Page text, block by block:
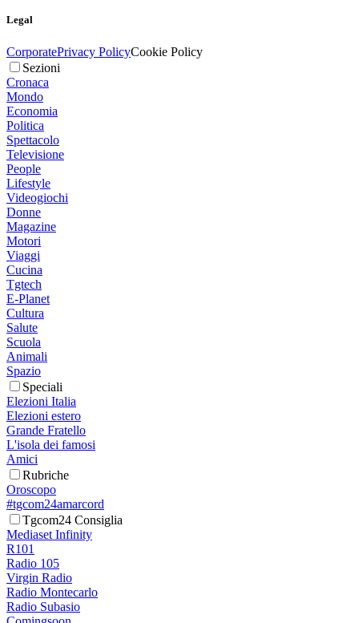
Legal
CorporatePrivacy PolicyCookie Policy
Sezioni
Cronaca
Mondo
Economia
Politica
Spettacolo
Televisione
People
Lifestyle
Videogiochi
Donne
Magazine
Motori
Viaggi
Cucina
Tgtech
E-Planet
Cultura
Salute
Scuola
Animali
Spazio
Speciali
Elezioni Italia
Elezioni estero
Grande Fratello
L'isola dei famosi
Amici
Rubriche
Oroscopo
#tgcom24amarcord
Tgcom24 Consiglia
Mediaset Infinity
R101
Radio 105
Virgin Radio
Radio Montecarlo
Radio Subasio